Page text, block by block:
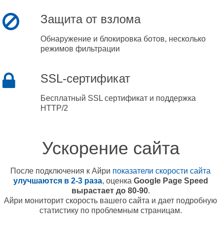
Защита от взлома
Обнаружение и блокировка ботов, несколько
режимов фильтрации
SSL-сертификат
Бесплатный SSL сертификат и поддержка
HTTP/2
Ускорение сайта
После подключения к Айри показатели скорости сайта
улучшаются в 2-3 раза, оценка Google Page Speed
вырастает до 80-90.
Айри мониторит скорость вашего сайта и дает подробную
статистику по проблемным страницам.